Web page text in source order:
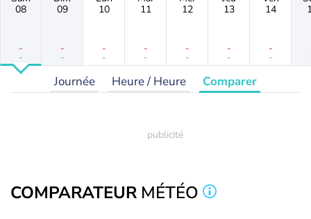
08
-
-
09
-
-
10
-
-
11
-
-
12
-
-
13
-
-
14
-
-
Journée Heure / Heure Comparer
COMPARATEUR MÉTÉO